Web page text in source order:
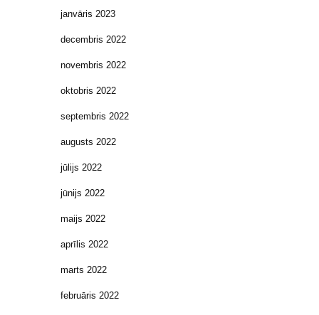
janvāris 2023
decembris 2022
novembris 2022
oktobris 2022
septembris 2022
augusts 2022
jūlijs 2022
jūnijs 2022
maijs 2022
aprīlis 2022
marts 2022
februāris 2022